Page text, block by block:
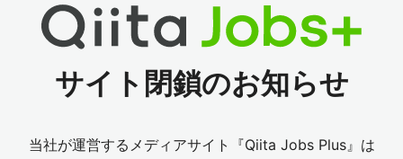
サイト閉鎖のお知らせ
当社が運営するメディアサイト『Qiita Jobs Plus』は